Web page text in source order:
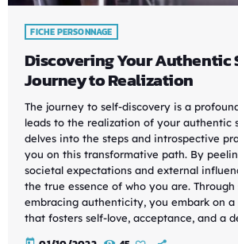
FICHE PERSONNAGE
Discovering Your Authentic
Journey to Realization
The journey to self-discovery is a
leads to the realization of your authentic
delves into the steps and introspective
you on this transformative path. By
societal expectations and external
the true essence of who you are.
embracing authenticity, you embark on
that fosters self-love, acceptance, and a